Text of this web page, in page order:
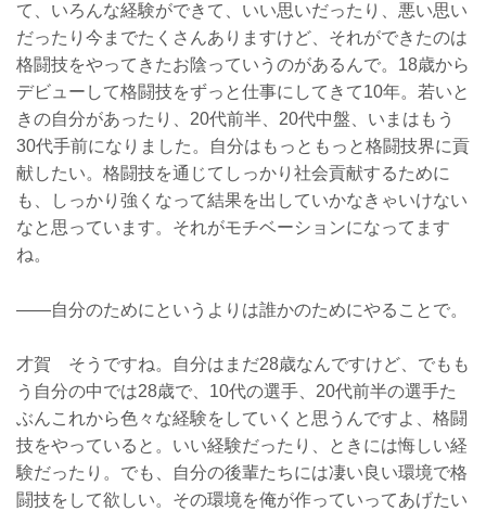
て、いろんな経験ができて、いい思いだったり、悪い思い
だったり今までたくさんありますけど、それができたのは
格闘技をやってきたお陰っていうのがあるんで。18歳から
デビューして格闘技をずっと仕事にしてきて10年。若いと
きの自分があったり、20代前半、20代中盤、いまはもう
30代手前になりました。自分はもっともっと格闘技界に貢
献したい。格闘技を通じてしっかり社会貢献するために
も、しっかり強くなって結果を出していかなきゃいけない
なと思っています。それがモチベーションになってます
ね。
——自分のためにというよりは誰かのためにやることで。
才賀 そうですね。自分はまだ28歳なんですけど、でもも
う自分の中では28歳で、10代の選手、20代前半の選手た
ぶんこれから色々な経験をしていくと思うんですよ、格闘
技をやっていると。いい経験だったり、ときには悔しい経
験だったり。でも、自分の後輩たちには凄い良い環境で格
闘技をして欲しい。その環境を俺が作っていってあげたい